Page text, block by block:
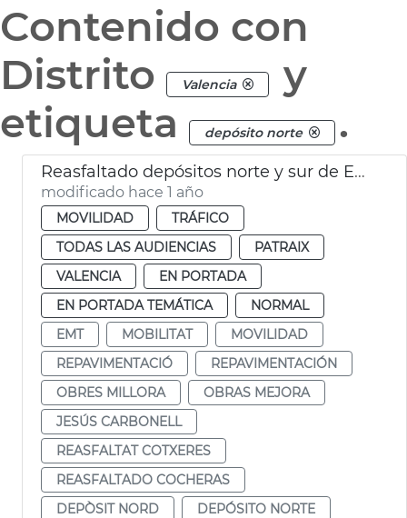
Contenido con
Distrito
Valencia
y
etiqueta
depósito norte .
Reasfaltado depósitos norte y sur de EMT
modificado hace 1 año
MOVILIDAD
TRÁFICO
TODAS LAS AUDIENCIAS
PATRAIX
VALENCIA
EN PORTADA
EN PORTADA TEMÁTICA
NORMAL
EMT
MOBILITAT
MOVILIDAD
REPAVIMENTACIÓ
REPAVIMENTACIÓN
OBRES MILLORA
OBRAS MEJORA
JESÚS CARBONELL
REASFALTAT COTXERES
REASFALTADO COCHERAS
DEPÒSIT NORD
DEPÓSITO NORTE